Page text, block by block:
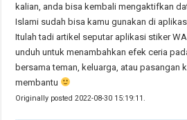
kalian, anda bisa kembali mengaktifkan
Islami sudah bisa kamu gunakan di
Itulah tadi artikel seputar aplikasi stiker
unduh untuk menambahkan efek ceria
bersama teman, keluarga, atau pasangan
membantu
Originally posted 2022-08-30 15:19:11.